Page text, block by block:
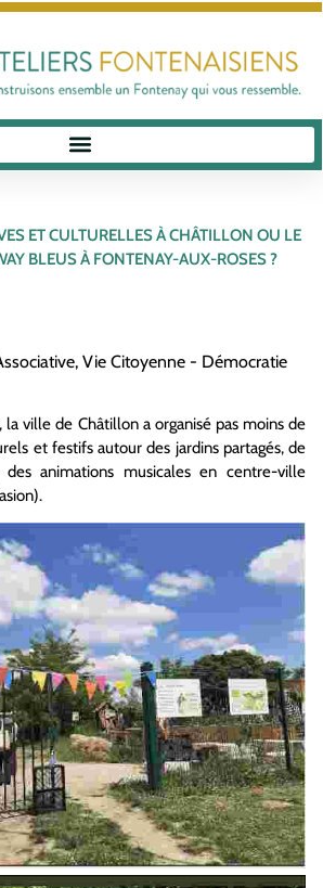
ET CULTURELLES À CHÂTILLON OU LE
BLEUS À FONTENAY-AUX-ROSES ?
, Vie Citoyenne - Démocratie
ville de Châtillon a organisé pas moins de
et festifs autour des jardins partagés, de
animations musicales en centre-ville